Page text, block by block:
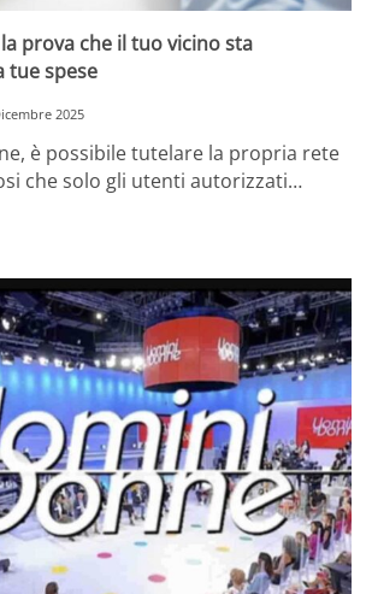
la prova che il tuo vicino sta
tue spese
2025
è possibile tutelare la propria rete
che solo gli utenti autorizzati…